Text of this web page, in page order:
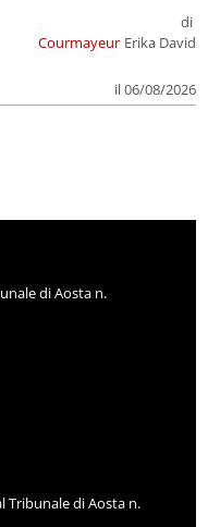
Courmayeur
di
Erika David
il 06/08/2026
di Aosta n.
Tribunale di Aosta n.